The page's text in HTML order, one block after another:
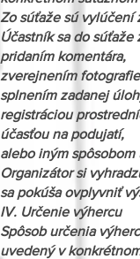
Zo súťaže sú vylúčení
Účastník sa do
pridaním komentára,
zverejnením
splnením zadanej
registráciou
účasťou na podujatí,
alebo iným
Organizátor si
sa pokúša ovplyvniť
IV. Určenie výhercu
Spôsob určenia
uvedený v